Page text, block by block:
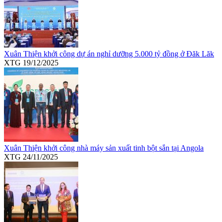
Xuân Thiện khởi công dự án nghỉ dưỡng 5.000 tỷ đồng ở Đăk Lăk
XTG 19/12/2025
Xuân Thiện khởi công nhà máy sản xuất tinh bột sắn tại Angola
XTG 24/11/2025